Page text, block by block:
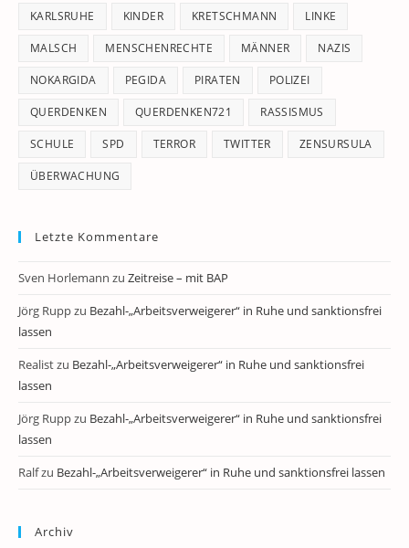
KARLSRUHE KINDER KRETSCHMANN LINKE
MALSCH MENSCHENRECHTE MÄNNER NAZIS
NOKARGIDA PEGIDA PIRATEN POLIZEI
QUERDENKEN QUERDENKEN721 RASSISMUS
SCHULE SPD TERROR TWITTER ZENSURSULA
ÜBERWACHUNG
Letzte Kommentare
Sven Horlemann zu Zeitreise – mit BAP
Jörg Ruppzu Bezahl-„Arbeitsverweigerer“ in Ruhe und sanktionsfrei
lassen
Realistzu Bezahl-„Arbeitsverweigerer“ in Ruhe und sanktionsfrei
lassen
Jörg Ruppzu Bezahl-„Arbeitsverweigerer“ in Ruhe und sanktionsfrei
lassen
Ralfzu Bezahl-„Arbeitsverweigerer“ in Ruhe und sanktionsfrei lassen
Archiv